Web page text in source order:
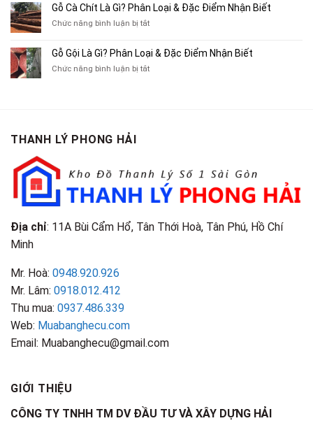
Cũ,
Xe
Cũ
TP.HCM
Sách
Tạp
Chí
Địa
Chỉ
Bán
Áo
Gỗ Cà Chít Là Gì? Phân Loại & Đặc Điểm Nhận Biết
Chức năng bình luận bị tắtở
Chít
Là
Gỗ Gội Là Gì? Phân Loại & Đặc Điểm Nhận Biết
Chức năng bình luận bị tắtở
Điểm
Nhận
Biết
THANH LÝ PHONG HẢI
Địa chỉ: 11A Bùi Cẩm Hổ, Tân Thới Hoà, Tân Phú, Hồ Chí
Minh
Mr. Hoà: 0948.920.926
Mr. Lâm: 0918.012.412
Thu mua: 0937.486.339
Web: Muabanghecu.com
Email: Muabanghecu@gmail.com
GIỚI THIỆU
CÔNG TY TNHH TM DV ĐẦU TƯ VÀ XÂY DỰNG HẢI